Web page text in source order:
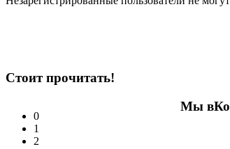
Стоит прочитать!
0
1
2
Мы